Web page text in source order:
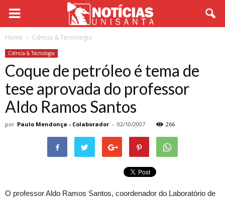
Home Ciência & Tecnologia
Ciência & Tecnologia
Coque de petróleo é tema de
tese aprovada do professor
Aldo Ramos Santos
por Paulo Mendonça - Colaborador - 02/10/2007 266
O professor Aldo Ramos Santos, coordenador do Laboratório de